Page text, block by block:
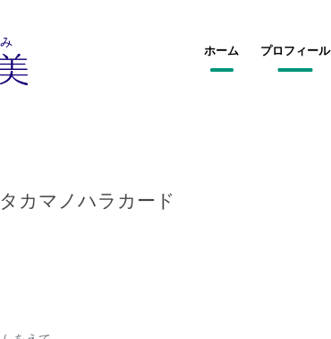
ホーム プロフィール
タカマノハラカード